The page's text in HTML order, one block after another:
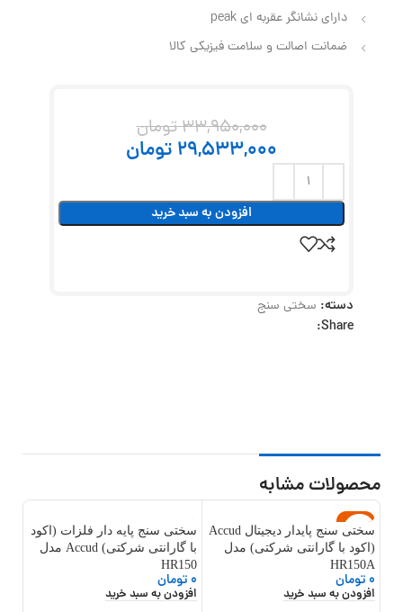
دارای نشانگر عقربه ای peak
ضمانت اصالت و سلامت فیزیکی کالا
33,950,000تومان
29,533,000 تومان
افزودن به سبد خرید
دسته: سختی سنج
Share:
محصولات مشابه
جدید
سختی سنج پایدار دیجیتال Accud
(اکود با گارانتی شرکتی) مدل
HR150A
0تومان
افزودن به سبد خرید
سختی سنج پایه دار فلزات (اکود
با گارانتی شرکتی) Accud مدل
HR150
0تومان
افزودن به سبد خرید